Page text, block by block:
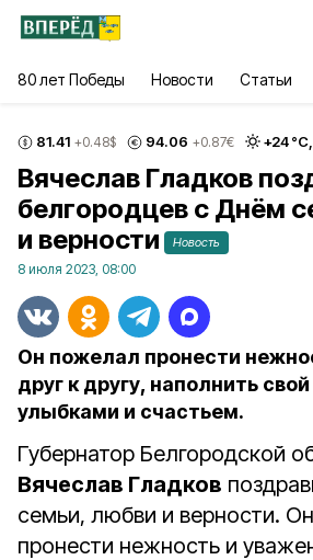
80 лет Победы Новости Статьи
81.41 +0.48$ 94.06 +0.87€ +24°С,
Вячеслав Гладков
белгородцев с Днём
и верности
Новость
8 июля 2023, 08:00
Он пожелал пронести
друг к другу, наполнить
улыбками и счастьем.
Губернатор Белгородской
Вячеслав Гладков
семьи, любви и верности.
пронести нежность и